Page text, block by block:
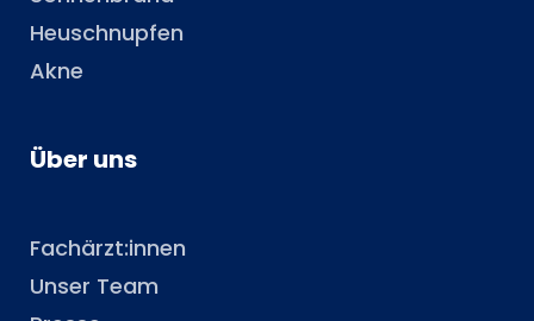
Heuschnupfen
Akne
Über uns
Fachärzt:innen
Unser Team